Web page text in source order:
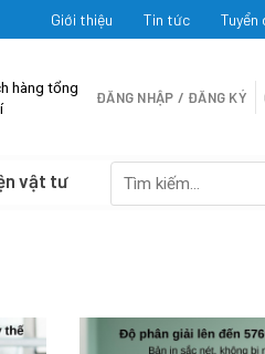
Giới thiệu Tin tức Tuyển
hàng tổng
ĐĂNG NHẬP / ĐĂNG KÝ
vật tư Tìm